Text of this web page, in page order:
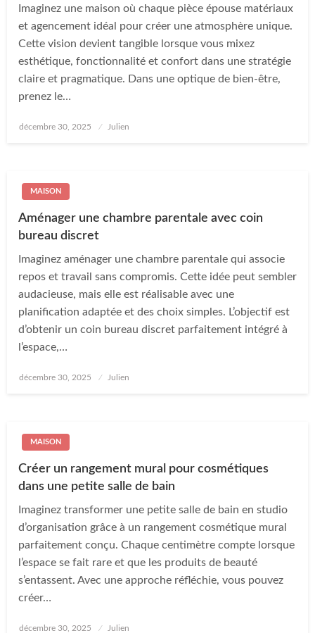
Imaginez une maison où chaque pièce épouse matériaux
et agencement idéal pour créer une atmosphère unique.
Cette vision devient tangible lorsque vous mixez
esthétique, fonctionnalité et confort dans une stratégie
claire et pragmatique. Dans une optique de bien-être,
prenez le…
Posted
décembre 30, 2025 Julien
MAISON
Aménager une chambre parentale avec coin
bureau discret
Imaginez aménager une chambre parentale qui associe
repos et travail sans compromis. Cette idée peut sembler
audacieuse, mais elle est réalisable avec une
planification adaptée et des choix simples. L’objectif est
d’obtenir un coin bureau discret parfaitement intégré à
l’espace,…
Posted
décembre 30, 2025 Julien
MAISON
Créer un rangement mural pour cosmétiques
dans une petite salle de bain
Imaginez transformer une petite salle de bain en studio
d’organisation grâce à un rangement cosmétique mural
parfaitement conçu. Chaque centimètre compte lorsque
l’espace se fait rare et que les produits de beauté
s’entassent. Avec une approche réfléchie, vous pouvez
créer…
Posted
décembre 30, 2025 Julien